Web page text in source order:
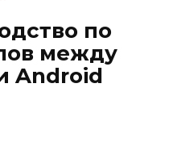
по
между
Android